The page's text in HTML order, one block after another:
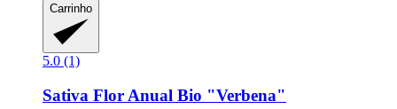
Carrinho
5.0 (1)
Sativa Flor Anual Bio "Verbena"